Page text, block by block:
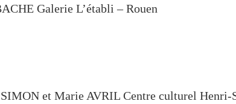
Galerie L’établi – Rouen
et Marie AVRIL Centre culturel Henri-